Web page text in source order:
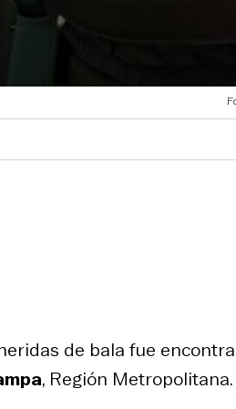
de bala fue
, Región Metropolitana.